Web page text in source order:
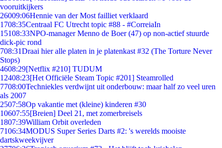
vooruitkijkers
26009:06Hennie van der Most failliet verklaard
1708:35Centraal FC Utrecht topic #88 - #CorreiaIn
15108:33NPO-manager Menno de Boer (47) op non-actief stuurde
dick-pic rond
708:31Draai hier alle platen in je platenkast #32 (The Torture Never
Stops)
4608:29[Netflix #210] TUDUM
12408:23[Het Officiële Steam Topic #201] Steamrolled
7708:00Techniekles verdwijnt uit onderbouw: maar half zo veel uren
als 2007
2507:58Op vakantie met (kleine) kinderen #30
10607:55[Breien] Deel 21, met zomerbreisels
1807:39William Orbit overleden
7106:34MODUS Super Series Darts #2: 's werelds mooiste
dartskweekvijver